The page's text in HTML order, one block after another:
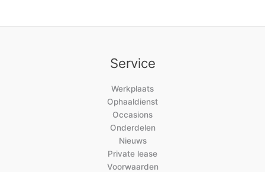
Service
Werkplaats
Ophaaldienst
Occasions
Onderdelen
Nieuws
Private lease
Voorwaarden